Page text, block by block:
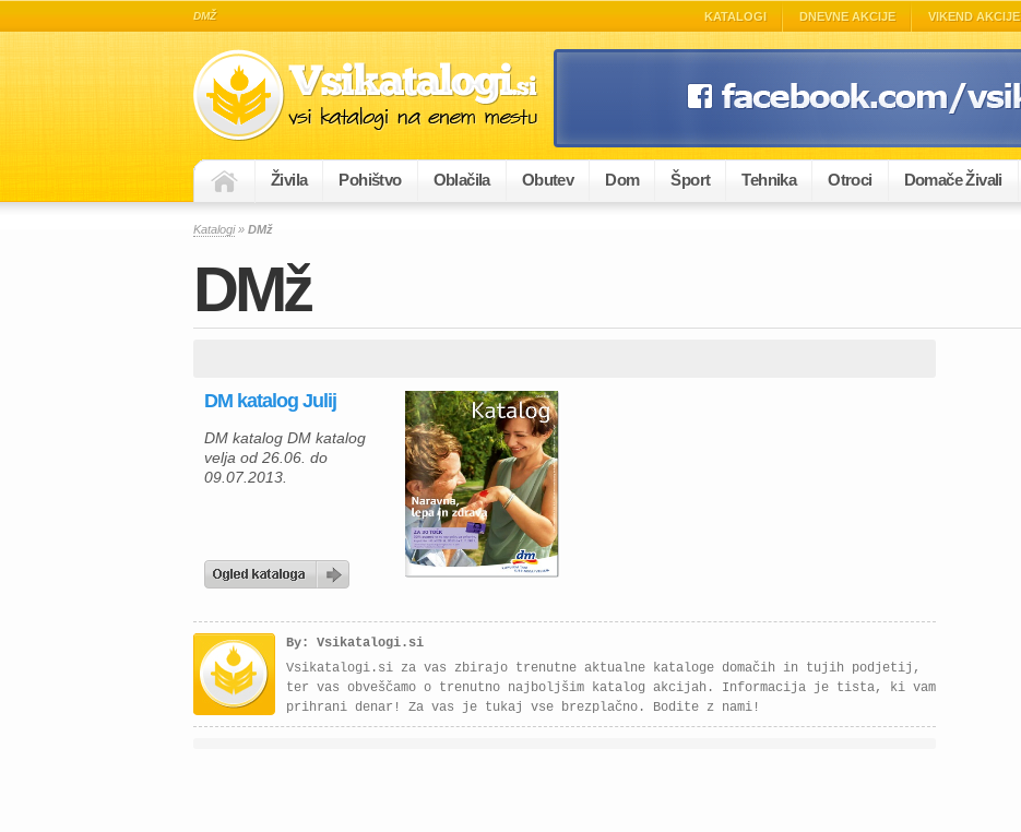
DMŽ KATALOGI DNEVNE AKCIJE VIKEND AKCIJE
Živila Pohištvo Oblačila Obutev Dom Šport Tehnika Otroci Domače Živali
Katalogi» DMž
DMž
DM katalog Julij
DM katalog DM katalog
velja od 26.06. do
09.07.2013.
By: Vsikatalogi.si
Vsikatalogi.si za vas zbirajo trenutne aktualne kataloge domačih in tujih podjetij,
ter vas obveščamo o trenutno najboljšim katalog akcijah. Informacija je tista, ki vam
prihrani denar! Za vas je tukaj vse brezplačno. Bodite z nami!